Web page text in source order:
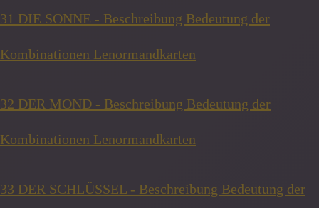
31 DIE SONNE - Beschreibung Bedeutung der
Kombinationen Lenormandkarten
32 DER MOND - Beschreibung Bedeutung der
Kombinationen Lenormandkarten
33 DER SCHLÜSSEL - Beschreibung Bedeutung der